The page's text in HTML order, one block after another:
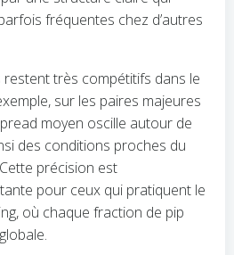
fréquentes chez d’autres
très compétitifs dans le
sur les paires majeures
moyen oscille autour de
des conditions proches du
précision est
pour ceux qui pratiquent le
où chaque fraction de pip